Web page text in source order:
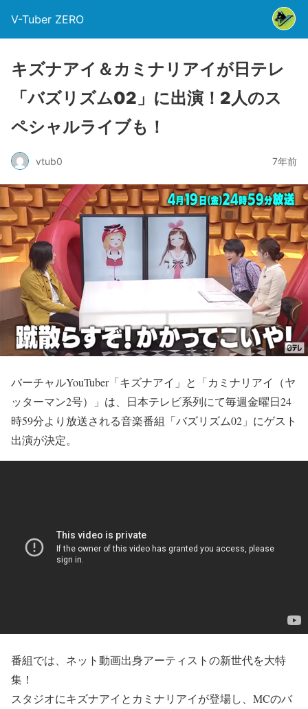
V-Tuber ZERO
キズナアイ＆カミナリアイが日テレ
「バズリズム02」に出演！2人のス
ペシャルライブも！
vtub0 7年前
バーチャルYouTuber「キズナアイ」と「カミナリアイ（ヤ
ッターマン2号）」は、日本テレビ系列にて毎週金曜日24
時59分より放送される音楽番組「バズリズム02」にゲスト
出演が決定。
番組では、ネット動画出身アーティストの新世代を大特
集！
スタジオにキズナアイとカミナリアイが登場し、MCのバ